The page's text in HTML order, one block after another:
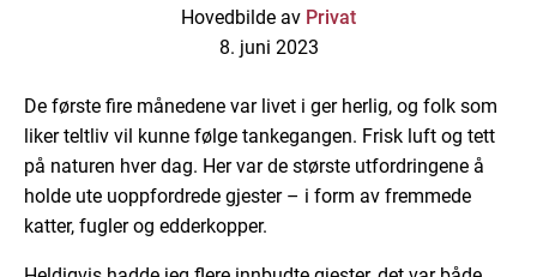
Hovedbilde av Privat
8. juni 2023
De første fire månedene var livet i ger herlig, og folk som
liker teltliv vil kunne følge tankegangen. Frisk luft og tett
på naturen hver dag. Her var de største utfordringene å
holde ute uoppfordrede gjester – i form av fremmede
katter, fugler og edderkopper.